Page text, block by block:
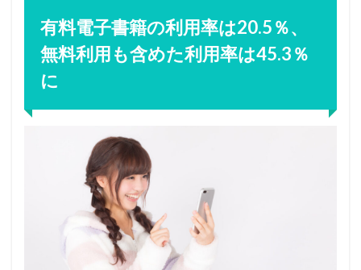
有料電子書籍の利用率は20.5％、
無料利用も含めた利用率は45.3％
に